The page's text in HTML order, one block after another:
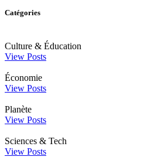
Catégories
Culture & Éducation
View Posts
Économie
View Posts
Planète
View Posts
Sciences & Tech
View Posts